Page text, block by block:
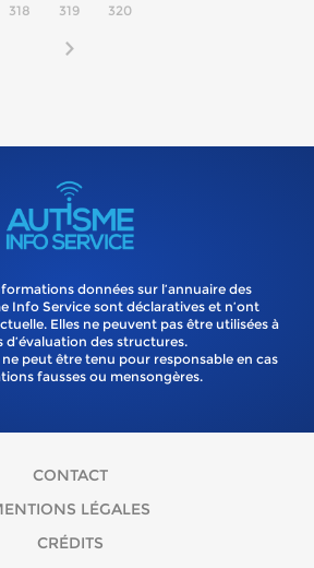
318 319 320
données sur l’annuaire des
Info Service sont déclaratives et n’ont
Elles ne peuvent pas être utilisées à
d’évaluation des structures.
peut être tenu pour responsable en cas
fausses ou mensongères.
CONTACT
LÉGALES
CRÉDITS